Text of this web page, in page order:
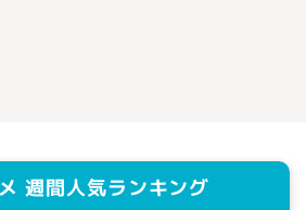
週間人気ランキング